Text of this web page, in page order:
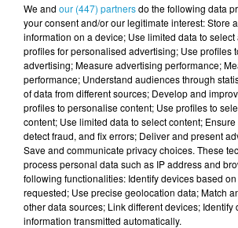
aussi le goût des histoires… et
famille.
La généalogie, c’est son autre
remonter le temps, retrouver des
des souvenirs.
AvecMathieu, on avance entre
curiosité et petites anecdotes bien
Un passionné qui aime partager,
surtout créer du lien.
TITRES DIFFUSÉS
We and our (447) partnersdo the following data
your consent and/or our legitimate interest: Store
information on a device; Use limited data to
profiles for personalised advertising; Use profiles
advertising; Measure advertising performance;
performance; Understand audiences through
of data from different sources; Develop and
profiles to personalise content; Use profiles to
content; Use limited data to select content;
detect fraud, and fix errors; Deliver and present
Save and communicate privacy choices. These
process personal data such as IP address and
following functionalities: Identify devices based
requested; Use precise geolocation data; Match
other data sources; Link different devices; Identify
information transmitted automatically.